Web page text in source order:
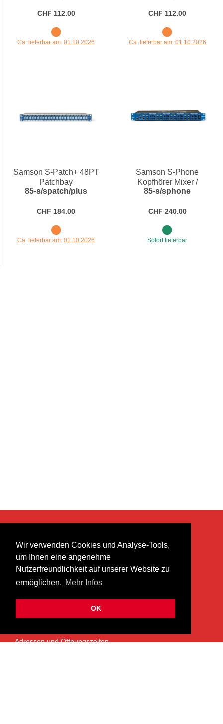
Wir verwenden Cookies und Analyse-Tools,
um Ihnen eine angenehme
Nutzerfreundlichkeit auf unserer Website zu
ermöglichen. Mehr Infos
OK
CHF 112.00
Ca. lieferbar am: 01.10.2026
CHF 112.00
Ca. lieferbar am: 01.10.2026
Samson S-Patch+ 48PT
Patchbay
85-s/spatch/plus
CHF 184.00
Ca. lieferbar am: 01.10.2026
Samson S-Phone
Kopfhörer Mixer /
Verstärker
85-s/sphone
CHF 240.00
Sofort lieferbar
heer musik ag
Lättenstrasse 35
8952 Schlieren
info@heermusic.com
ÜBER UNS
Adressen und Öffnungszeiten